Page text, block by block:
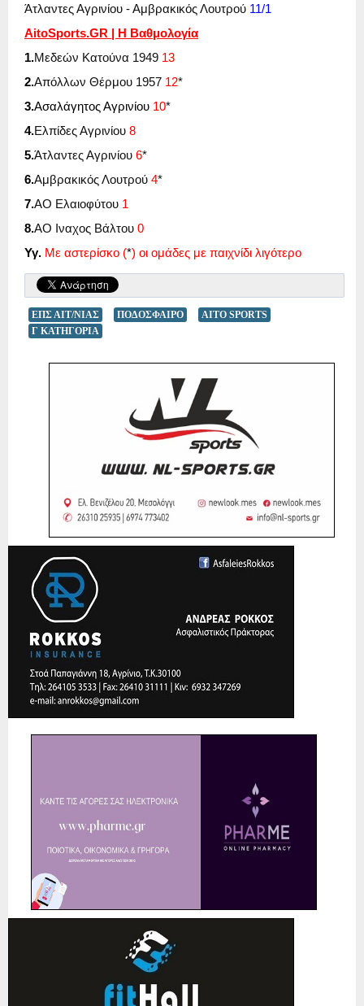
Άτλαντες Αγρινίου - Αμβρακικός Λουτρού 11/1
AitoSports.GR | Η Βαθμολογία
1.Μεδεών Κατούνα 1949 13
2.Απόλλων Θέρμου 1957 12*
3.Ασαλάγητος Αγρινίου 10*
4.Ελπίδες Αγρινίου 8
5.Άτλαντες Αγρινίου 6*
6.Αμβρακικός Λουτρού 4*
7.ΑΟ Ελαιοφύτου 1
8.ΑΟ Ιναχος Βάλτου 0
Υγ. Με αστερίσκο (*) οι ομάδες με παιχνίδι λιγότερο
ΕΠΣ ΑΙΤ/ΝΙΑΣ ΠΟΔΟΣΦΑΙΡΟ
AITO SPORTS
Γ ΚΑΤΗΓΟΡΙΑ